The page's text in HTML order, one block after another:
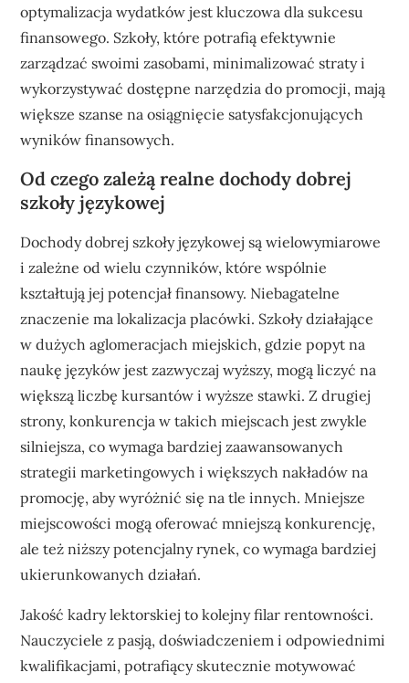
optymalizacja wydatków jest kluczowa dla sukcesu
finansowego. Szkoły, które potrafią efektywnie
zarządzać swoimi zasobami, minimalizować straty i
wykorzystywać dostępne narzędzia do promocji, mają
większe szanse na osiągnięcie satysfakcjonujących
wyników finansowych.
Od czego zależą realne dochody dobrej
szkoły językowej
Dochody dobrej szkoły językowej są wielowymiarowe
i zależne od wielu czynników, które wspólnie
kształtują jej potencjał finansowy. Niebagatelne
znaczenie ma lokalizacja placówki. Szkoły działające
w dużych aglomeracjach miejskich, gdzie popyt na
naukę języków jest zazwyczaj wyższy, mogą liczyć na
większą liczbę kursantów i wyższe stawki. Z drugiej
strony, konkurencja w takich miejscach jest zwykle
silniejsza, co wymaga bardziej zaawansowanych
strategii marketingowych i większych nakładów na
promocję, aby wyróżnić się na tle innych. Mniejsze
miejscowości mogą oferować mniejszą konkurencję,
ale też niższy potencjalny rynek, co wymaga bardziej
ukierunkowanych działań.
Jakość kadry lektorskiej to kolejny filar rentowności.
Nauczyciele z pasją, doświadczeniem i odpowiednimi
kwalifikacjami, potrafiący skutecznie motywować